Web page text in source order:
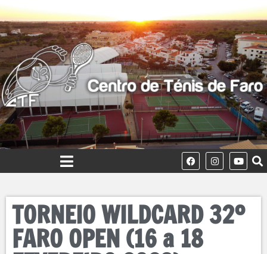
TORNEIO WILDCARD 32º
FARO OPEN (16 a 18